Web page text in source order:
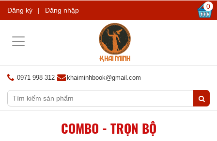
Đăng ký | Đăng nhập 0
Toggle
0971 998 312 khaiminhbook@gmail.com
COMBO - TRỌN BỘ